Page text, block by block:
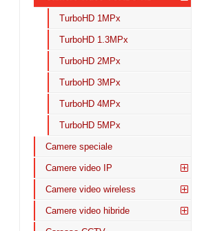
TurboHD 1MPx
TurboHD 1.3MPx
TurboHD 2MPx
TurboHD 3MPx
TurboHD 4MPx
TurboHD 5MPx
Camere speciale
Camere video IP
Camere video wireless
Camere video hibride